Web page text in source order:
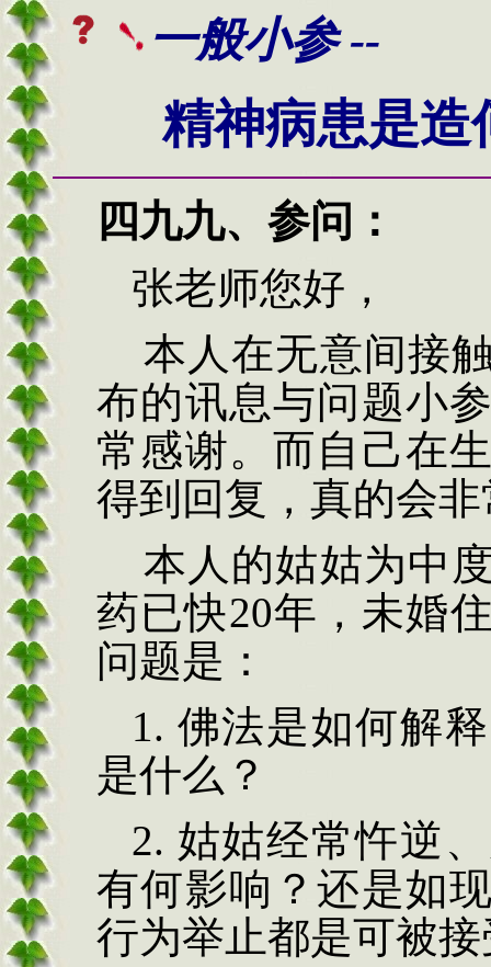
一般小参 --
精神病患是造
四九九、 参问 ：
张老师您好，
本人在无意间接
布的讯息与问题小
常感谢。而自己在
得到回复，真的会
本人的姑姑为中
药已快20年，未婚
问题是：
1. 佛法是如何解
是什么？
2. 姑姑经常忤逆
有何影响？还是如
行为举止都是可被